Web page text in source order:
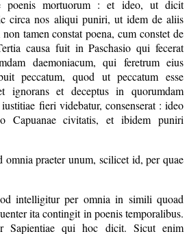
poenis mortuorum : et ideo, ut dicit
circa nos aliqui puniri, ut idem de aliis
tamen constat poena, cum constet de
causa fuit in Paschasio qui fecerat
daemoniacum, qui feretrum eius
peccatum, quod ut peccatum esse
ignorans et deceptus in quorumdam
fieri videbatur, consenserat : ideo
Capuanae civitatis, et ibidem puniri
omnia praeter unum, scilicet id, per quae
intelligitur per omnia in simili quoad
ita contingit in poenis temporalibus.
qui hoc dicit. Sicut enim